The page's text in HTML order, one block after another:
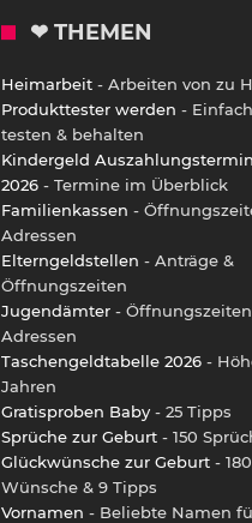
❤ THEMEN
Heimarbeit - Arbeiten von zu
Produkttester werden - Einfach
testen & behalten
Kindergeld
2026 - Termine im Überblick
Familienkassen -
Adressen
Elterngeldstellen - Anträge &
Öffnungszeiten
Jugendämter -
Adressen
Taschengeldtabelle 2026 -
Jahren
Gratisproben Baby - 25 Tipps
Sprüche zur Geburt - 150
Glückwünsche zur Geburt - 180
Wünsche & 9 Tipps
Vornamen - Beliebte Namen